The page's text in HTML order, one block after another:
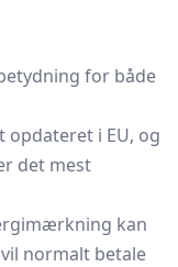
for både
i EU, og
det mest
kan
normalt betale